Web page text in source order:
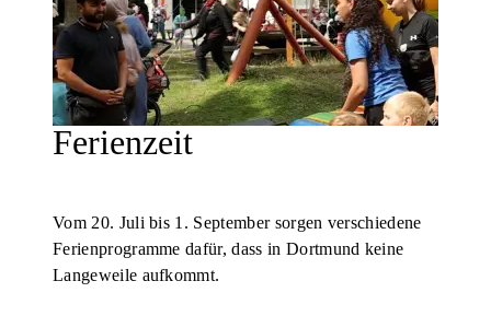
Ferienzeit
Vom 20. Juli bis 1. September sorgen verschiedene
Ferienprogramme dafür, dass in Dortmund keine
Langeweile aufkommt.